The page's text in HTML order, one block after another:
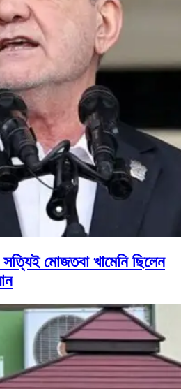
মোজতবা খামেনি ছিলেন